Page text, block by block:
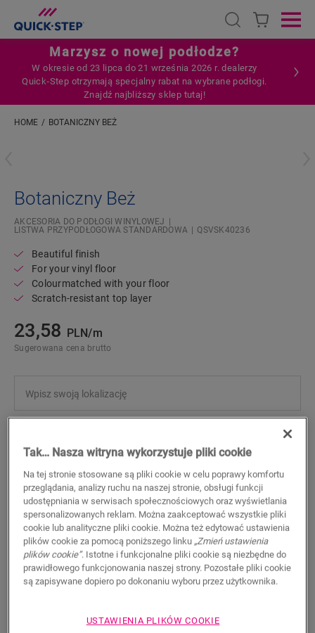
Open search
Marzysz o nowej podłodze?
W okresie od 23 lipca do 21 września 2026 r. dealerzy
Quick‑Step otrzymają specjalny rabat na wybrane podłogi.
Znajdź najbliższy sklep tutaj!
HOME BOTANICZNY BEŻ
Botaniczny Beż
AKCESORIA DO PODŁOGI WINYLOWEJ
LISTWA PRZYPODŁOGOWA STANDARDOWA
QSVSK40236
Beautiful finish
For your vinyl floor
Colourmatched with your floor
Scratch-resistant top layer
23,58 PLN/m
Sugerowana cena brutto
Właściwości produktu
Ta prosta listwa przypodłogowa idealnie pasuje do koloru
podłogi. Łatwy montaż listew przypodłogowych za pomocą
kleju One4All. Aby uzyskać wodoszczelne wykończenie,
zalecamy połączenie z paskami piankowymi Foamstrip, i .
Dostępna jest również wersja biała do malowania
(QSSKPAINT).
Tak… Nasza witryna wykorzystuje pliki cookie
Na tej stronie stosowane są pliki cookie w celu poprawy komfortu
przeglądania, analizy ruchu na naszej stronie, obsługi funkcji
udostępniania w serwisach społecznościowych oraz wyświetlania
spersonalizowanych reklam. Można zaakceptować wszystkie pliki
cookie lub analityczne pliki cookie. Można też edytować ustawienia
plików cookie za pomocą poniższego linku „Zmień ustawienia
plików cookie”. Istotne i funkcjonalne pliki cookie są niezbędne do
prawidłowego funkcjonowania naszej strony. Pozostałe pliki cookie
są zapisywane dopiero po dokonaniu wyboru przez użytkownika.
USTAWIENIA PLIKÓW COOKIE